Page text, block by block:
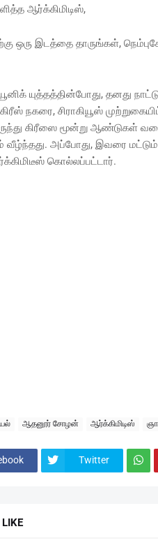
ஆர்க்கிமிடிஸ்,
ஒரு இடத்தை தாருங்கள்,
யுத்தத்தின்போது, தனது
நகரை, சிராகியூஸ்
கிரீஸை மூன்று ஆண்டுகள்
வீழ்ந்தது. அப்போது, இவரை
கொல்லப்பட்டார்.
ஆதனூர் சோழன் ஆர்க்கிமிடிஸ்
Twitter